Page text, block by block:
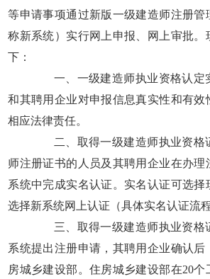
等申请事项通过新版一级建造师注册管
称新系统）实行网上申报、网上审批。
下：
一、一级建造师执业资格认定
和其聘用企业对申报信息真实性和有效
相应法律责任。
二、取得一级建造师执业资格
师注册证书的人员及其聘用企业在办理
系统中完成实名认证。实名认证可选择
选择新系统网上认证（具体实名认证流
三、取得一级建造师执业资格
系统提出注册申请，其聘用企业确认后
房城乡建设部。住房城乡建设部在20